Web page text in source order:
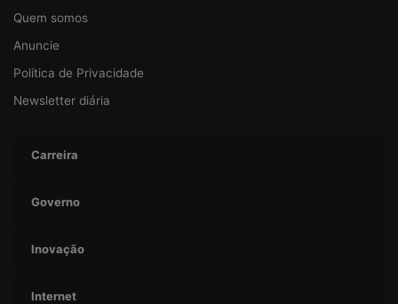
Quem somos
Anuncie
Política de Privacidade
Newsletter diária
Carreira
Governo
Inovação
Internet